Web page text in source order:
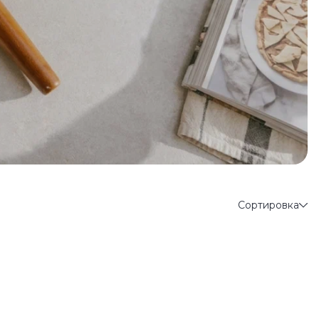
Сортировка